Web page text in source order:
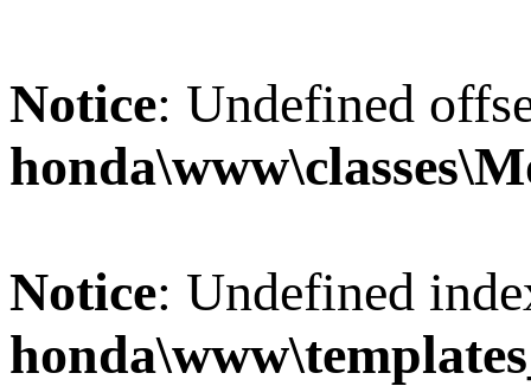
Notice: Undefined
Notice: Undefined